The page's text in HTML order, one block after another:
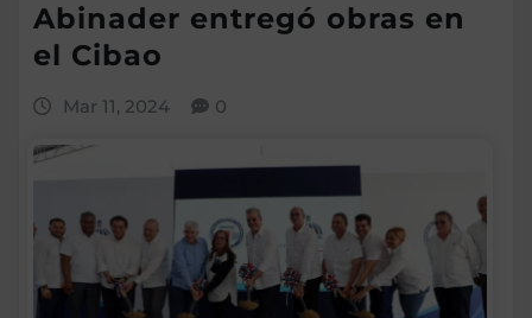
Abinader entregó obras en
el Cibao
Mar 11, 2024 0